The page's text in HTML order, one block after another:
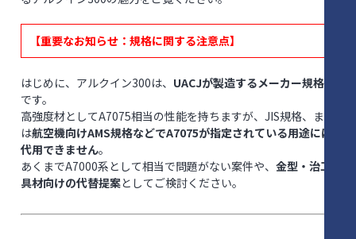
【重要なお知らせ：規格に関する注意点】
はじめに、アルクイン300は、 UACJが製造するメーカー規格品
です。
高強度材としてA7075相当の性能を持ちますが、JIS規格、また
は航空機向けAMS規格などでA7075が指定されている用途には
代用できません。
あくまでA7000系として相当で問題がない案件や、 金型・治工
具材向けの代替提案としてご検討ください。